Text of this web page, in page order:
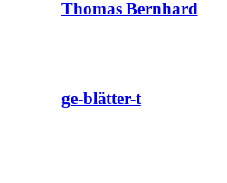
Thomas Bernhard
ge-blätter-t